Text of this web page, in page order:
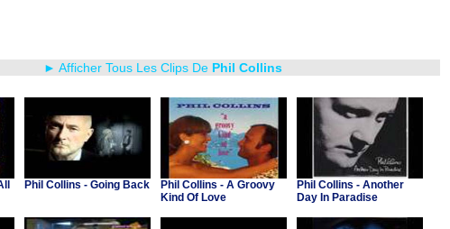
► Afficher Tous Les Clips De Phil Collins
Phil Collins - Going Back
Phil Collins - A Groovy
Kind Of Love
Phil Collins - Another
Day In Paradise